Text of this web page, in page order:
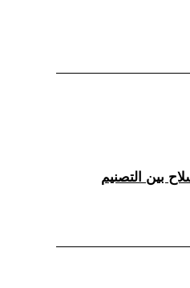
بين التصنيم